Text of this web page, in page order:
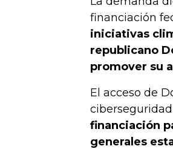
financiación
iniciativas
republicano
promover su
El acceso de
financiación
generales